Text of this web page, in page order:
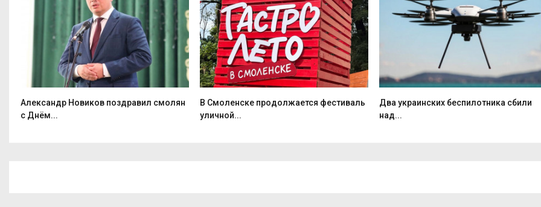
Александр Новиков поздравил смолян
с Днём...
В Смоленске продолжается фестиваль
уличной...
Два украинских беспилотника сбили
над...